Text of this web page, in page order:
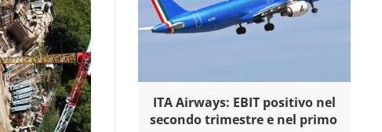
ITA Airways: EBIT positivo nel
secondo trimestre e nel primo